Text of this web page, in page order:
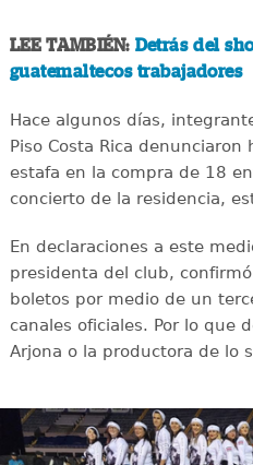
LEE TAMBIÉN: Detrás del
guatemaltecos trabajadores
Hace algunos días,
Piso Costa Rica
estafa en la compra de 18
concierto de la residencia,
En declaraciones a este
presidenta del club,
boletos por medio de un
canales oficiales. Por lo que
Arjona o la productora de lo